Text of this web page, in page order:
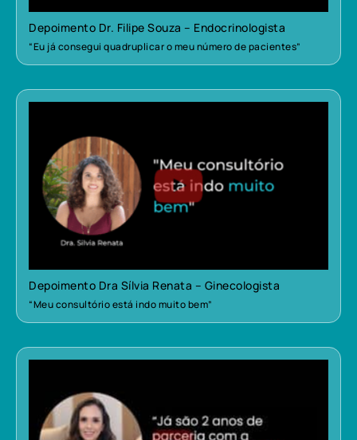
Depoimento Dr. Filipe Souza – Endocrinologista
“Eu já consegui quadruplicar o meu número de pacientes”
Depoimento Dra Sílvia Renata – Ginecologista
“Meu consultório está indo muito bem”